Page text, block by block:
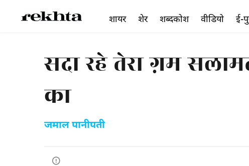
सदा रहे तेरा ग़म
का
जमाल पानीपती
शायर शेर शब्दकोश वीडियो ई-